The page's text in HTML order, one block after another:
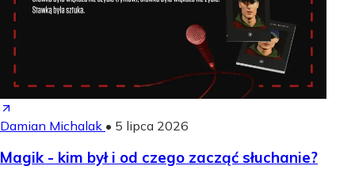
Damian Michalak • 5 lipca 2026
Magik - kim był i od czego zacząć słuchanie?